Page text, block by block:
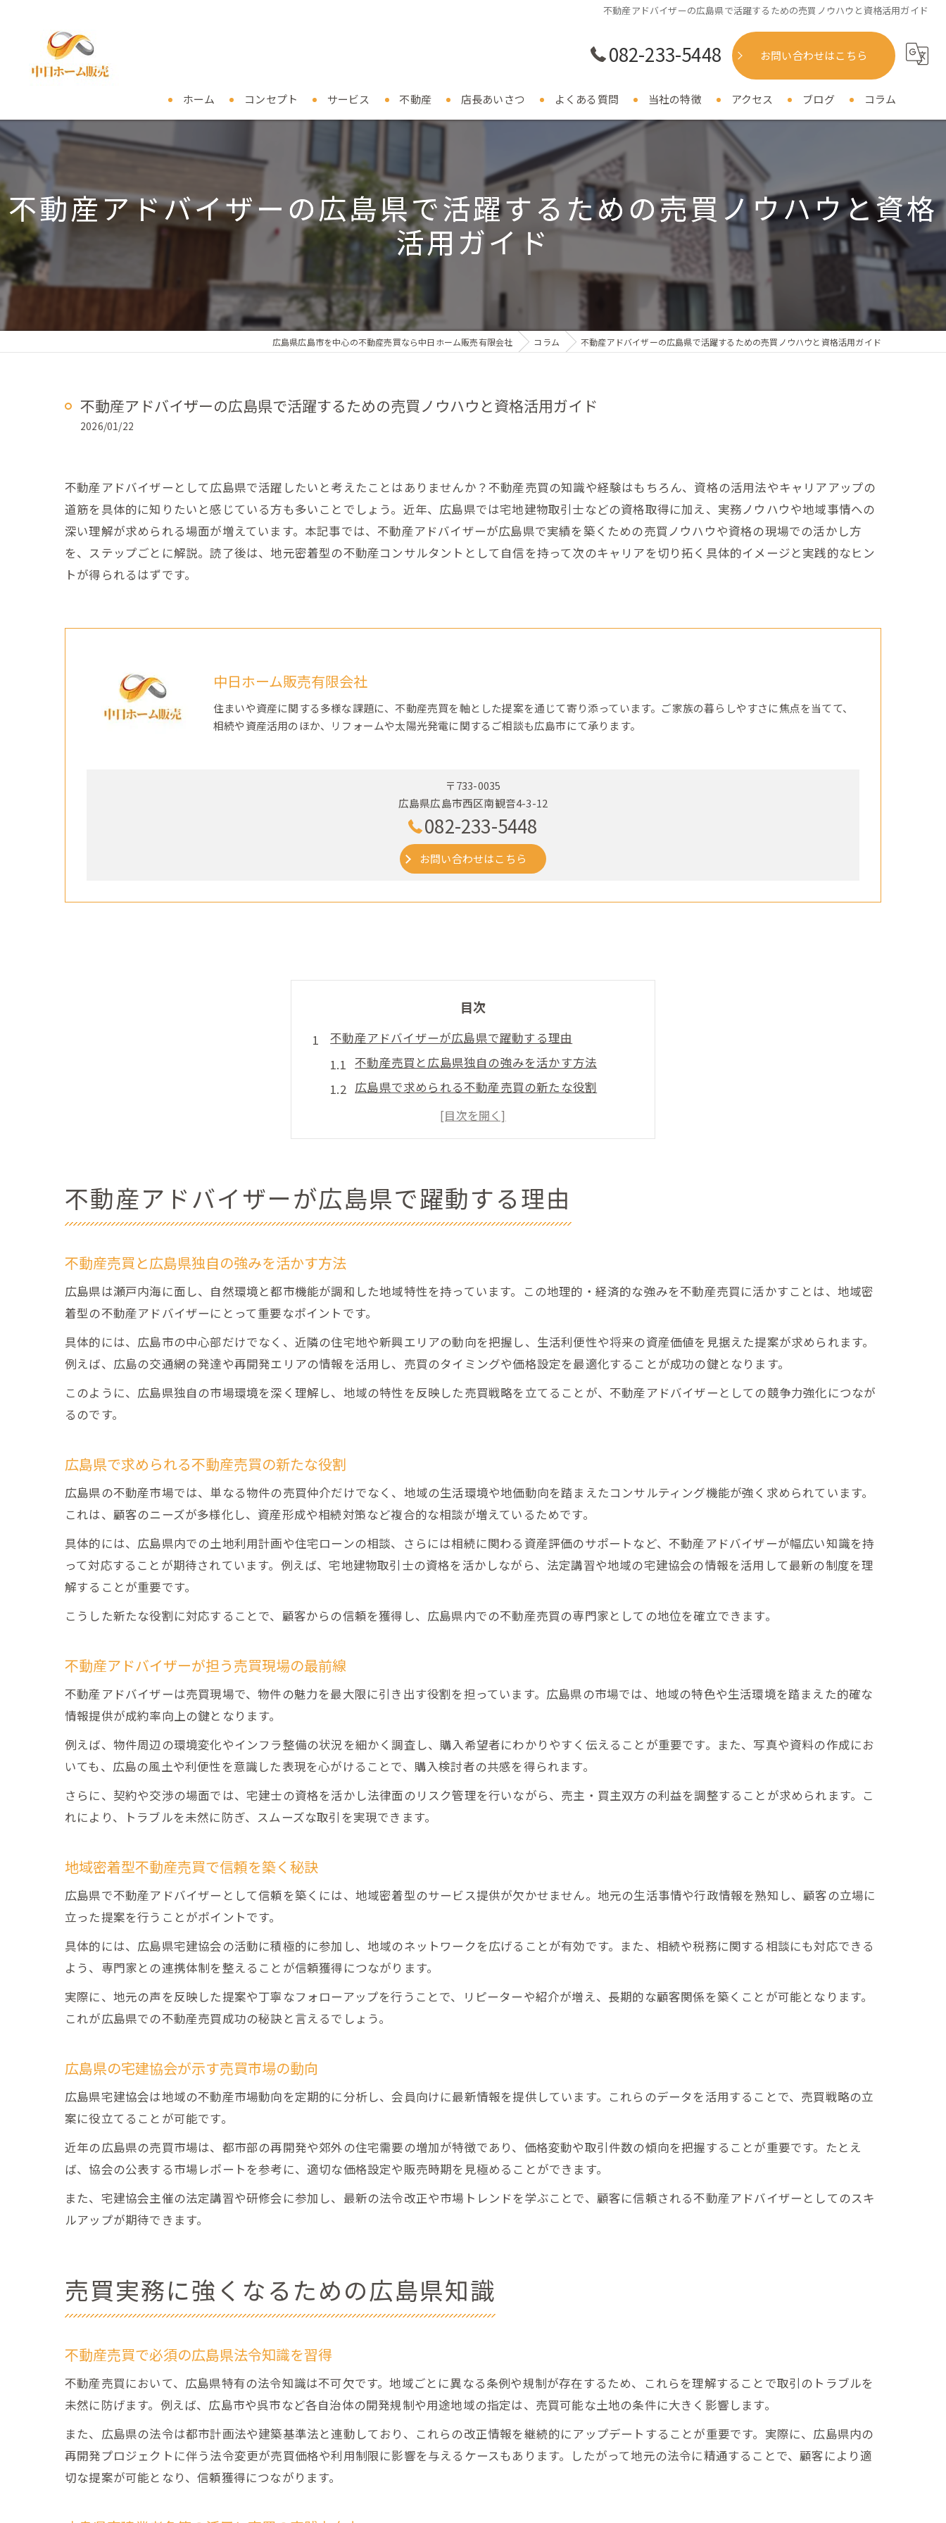
不動産アドバイザーの広島県で活躍するための売買ノウハウと資格活用ガイド
082-233-5448 お問い合わせはこちら
ホーム コンセプト サービス 不動産 店長あいさつ よくある質問 当社の特徴
相続
リフォーム
相談
アクセス ブログ コラム
不動産アドバイザーの広島県で活躍するための売買ノウハウと資格
活用ガイド
広島県広島市を中心の不動産売買なら中日ホーム販売有限会社 コラム 不動産アドバイザーの広島県で活躍するための売買ノウハウと資格活用ガイド
不動産アドバイザーの広島県で活躍するための売買ノウハウと資格活用ガイド
2026/01/22
不動産アドバイザーとして広島県で活躍したいと考えたことはありませんか？不動産売買の知識や経験はもちろん、資格の活用法やキャリアアップの
道筋を具体的に知りたいと感じている方も多いことでしょう。近年、広島県では宅地建物取引士などの資格取得に加え、実務ノウハウや地域事情への
深い理解が求められる場面が増えています。本記事では、不動産アドバイザーが広島県で実績を築くための売買ノウハウや資格の現場での活かし方
を、ステップごとに解説。読了後は、地元密着型の不動産コンサルタントとして自信を持って次のキャリアを切り拓く具体的イメージと実践的なヒン
トが得られるはずです。
中日ホーム販売有限会社
住まいや資産に関する多様な課題に、不動産売買を軸とした提案を通じて寄り添っています。ご家族の暮らしやすさに焦点を当てて、
相続や資産活用のほか、リフォームや太陽光発電に関するご相談も広島市にて承ります。
〒733-0035
広島県広島市西区南観音4-3-12
082-233-5448
お問い合わせはこちら
目次
不動産アドバイザーが広島県で躍動する理由
不動産売買と広島県独自の強みを活かす方法
広島県で求められる不動産売買の新たな役割
不動産アドバイザーが担う売買現場の最前線
地域密着型不動産売買で信頼を築く秘訣
売買実務に強くなるための広島県知識
不動産売買で必須の広島県法令知識を習得
売買現場で差がつく広島県の相続・投資知識
不動産売買に適した広島県の評価基準を理解
資格活用が導く広島県の不動産売買戦略
不動産売買で資格を活かす広島県の実践例
宅地建物取引士資格が広島県売買で果たす役割
広島県の不動産売買で得られる実践的な学び
不動産売買の現場で広島県ならではの知識を応用
地元事情を踏まえた売買戦略の具体例
相続対応も見据えた広島県売買ノウハウ
広島県の資格取得を活かした実践的売買術
不動産売買に役立つ広島県資格取得のポイント
宅建法定講習で学ぶ売買現場の最新実務
売買現場で活躍する不動産鑑定士の視点
不動産アドバイザーが広島県で躍動する理由
不動産売買と広島県独自の強みを活かす方法
広島県は瀬戸内海に面し、自然環境と都市機能が調和した地域特性を持っています。この地理的・経済的な強みを不動産売買に活かすことは、地域密
着型の不動産アドバイザーにとって重要なポイントです。
具体的には、広島市の中心部だけでなく、近隣の住宅地や新興エリアの動向を把握し、生活利便性や将来の資産価値を見据えた提案が求められます。
例えば、広島の交通網の発達や再開発エリアの情報を活用し、売買のタイミングや価格設定を最適化することが成功の鍵となります。
このように、広島県独自の市場環境を深く理解し、地域の特性を反映した売買戦略を立てることが、不動産アドバイザーとしての競争力強化につなが
るのです。
広島県で求められる不動産売買の新たな役割
広島県の不動産市場では、単なる物件の売買仲介だけでなく、地域の生活環境や地価動向を踏まえたコンサルティング機能が強く求められています。
これは、顧客のニーズが多様化し、資産形成や相続対策など複合的な相談が増えているためです。
具体的には、広島県内での土地利用計画や住宅ローンの相談、さらには相続に関わる資産評価のサポートなど、不動産アドバイザーが幅広い知識を持
って対応することが期待されています。例えば、宅地建物取引士の資格を活かしながら、法定講習や地域の宅建協会の情報を活用して最新の制度を理
解することが重要です。
こうした新たな役割に対応することで、顧客からの信頼を獲得し、広島県内での不動産売買の専門家としての地位を確立できます。
不動産アドバイザーが担う売買現場の最前線
不動産アドバイザーは売買現場で、物件の魅力を最大限に引き出す役割を担っています。広島県の市場では、地域の特色や生活環境を踏まえた的確な
情報提供が成約率向上の鍵となります。
例えば、物件周辺の環境変化やインフラ整備の状況を細かく調査し、購入希望者にわかりやすく伝えることが重要です。また、写真や資料の作成にお
いても、広島の風土や利便性を意識した表現を心がけることで、購入検討者の共感を得られます。
さらに、契約や交渉の場面では、宅建士の資格を活かし法律面のリスク管理を行いながら、売主・買主双方の利益を調整することが求められます。こ
れにより、トラブルを未然に防ぎ、スムーズな取引を実現できます。
地域密着型不動産売買で信頼を築く秘訣
広島県で不動産アドバイザーとして信頼を築くには、地域密着型のサービス提供が欠かせません。地元の生活事情や行政情報を熟知し、顧客の立場に
立った提案を行うことがポイントです。
具体的には、広島県宅建協会の活動に積極的に参加し、地域のネットワークを広げることが有効です。また、相続や税務に関する相談にも対応できる
よう、専門家との連携体制を整えることが信頼獲得につながります。
実際に、地元の声を反映した提案や丁寧なフォローアップを行うことで、リピーターや紹介が増え、長期的な顧客関係を築くことが可能となります。
これが広島県での不動産売買成功の秘訣と言えるでしょう。
広島県の宅建協会が示す売買市場の動向
広島県宅建協会は地域の不動産市場動向を定期的に分析し、会員向けに最新情報を提供しています。これらのデータを活用することで、売買戦略の立
案に役立てることが可能です。
近年の広島県の売買市場は、都市部の再開発や郊外の住宅需要の増加が特徴であり、価格変動や取引件数の傾向を把握することが重要です。たとえ
ば、協会の公表する市場レポートを参考に、適切な価格設定や販売時期を見極めることができます。
また、宅建協会主催の法定講習や研修会に参加し、最新の法令改正や市場トレンドを学ぶことで、顧客に信頼される不動産アドバイザーとしてのスキ
ルアップが期待できます。
売買実務に強くなるための広島県知識
不動産売買で必須の広島県法令知識を習得
不動産売買において、広島県特有の法令知識は不可欠です。地域ごとに異なる条例や規制が存在するため、これらを理解することで取引のトラブルを
未然に防げます。例えば、広島市や呉市など各自治体の開発規制や用途地域の指定は、売買可能な土地の条件に大きく影響します。
また、広島県の法令は都市計画法や建築基準法と連動しており、これらの改正情報を継続的にアップデートすることが重要です。実際に、広島県内の
再開発プロジェクトに伴う法令変更が売買価格や利用制限に影響を与えるケースもあります。したがって地元の法令に精通することで、顧客により適
切な提案が可能となり、信頼獲得につながります。
お問い合わせ・ご相談はこちら
お問い合わせ・ご相談はこちら